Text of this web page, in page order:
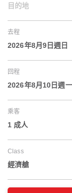
目的地
去程
2026年8月9日週日
回程
2026年8月10日週一
乘客
1 成人
Class
經濟艙